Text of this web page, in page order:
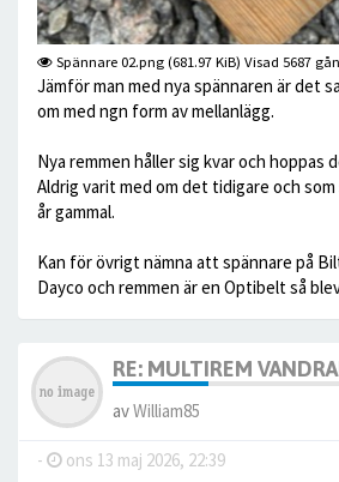
Spännare 02.png (681.97 KiB) Visad 5687
Jämför man med nya spännaren är det
om med ngn form av mellanlägg.
Nya remmen håller sig kvar och hoppas
Aldrig varit med om det tidigare och
år gammal.
Kan för övrigt nämna att spännare på
Dayco och remmen är en Optibelt så
RE: MULTIREM
avWilliam85
- ons 13 maj 2026, 22:39